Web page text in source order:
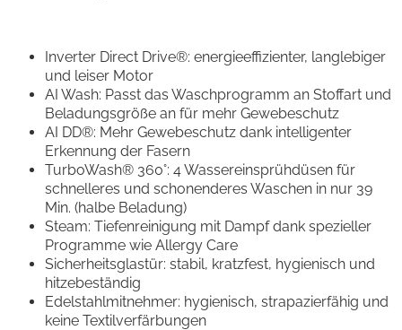
Inverter Direct Drive®: energieeffizienter, langlebiger
und leiser Motor
AI Wash: Passt das Waschprogramm an Stoffart und
Beladungsgröße an für mehr Gewebeschutz
AI DD®: Mehr Gewebeschutz dank intelligenter
Erkennung der Fasern
TurboWash® 360°: 4 Wassereinsprühdüsen für
schnelleres und schonenderes Waschen in nur 39
Min. (halbe Beladung)
Steam: Tiefenreinigung mit Dampf dank spezieller
Programme wie Allergy Care
Sicherheitsglastür: stabil, kratzfest, hygienisch und
hitzebeständig
Edelstahlmitnehmer: hygienisch, strapazierfähig und
keine Textilverfärbungen